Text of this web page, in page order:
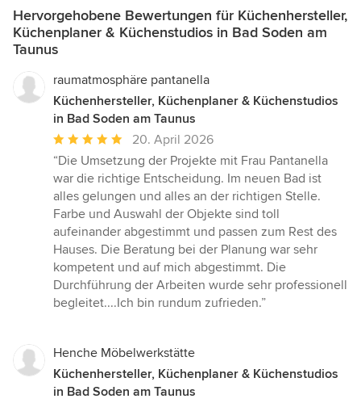
Hervorgehobene Bewertungen für Küchenhersteller,
Küchenplaner & Küchenstudios in Bad Soden am
Taunus
raumatmosphäre pantanella
Küchenhersteller, Küchenplaner & Küchenstudios
in Bad Soden am Taunus
Durchschnittliche
Bewertung:
5
von
5
Sternen
20. April 2026
“Die Umsetzung der Projekte mit Frau Pantanella
war die richtige Entscheidung. Im neuen Bad ist
alles gelungen und alles an der richtigen Stelle.
Farbe und Auswahl der Objekte sind toll
aufeinander abgestimmt und passen zum Rest des
Hauses. Die Beratung bei der Planung war sehr
kompetent und auf mich abgestimmt. Die
Durchführung der Arbeiten wurde sehr professionell
begleitet....Ich bin rundum zufrieden.”
Henche Möbelwerkstätte
Küchenhersteller, Küchenplaner & Küchenstudios
in Bad Soden am Taunus